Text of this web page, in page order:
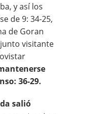
y así los
de 9: 34-25,
de Goran
visitante
36-29.
salió